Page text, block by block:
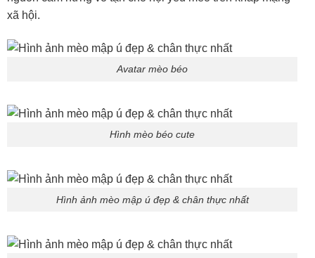
xã hội.
Avatar mèo béo
Hình mèo béo cute
Hình ảnh mèo mập ú đẹp & chân thực nhất